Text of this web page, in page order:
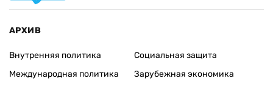
АРХИВ
Внутренняя политика
Международная политика
Социальная защита
Зарубежная экономика